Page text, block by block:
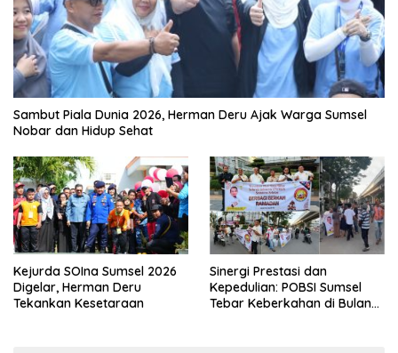
Sambut Piala Dunia 2026, Herman Deru Ajak Warga Sumsel
Nobar dan Hidup Sehat
Kejurda SOIna Sumsel 2026
Digelar, Herman Deru
Tekankan Kesetaraan
Sinergi Prestasi dan
Kepedulian: POBSI Sumsel
Tebar Keberkahan di Bulan